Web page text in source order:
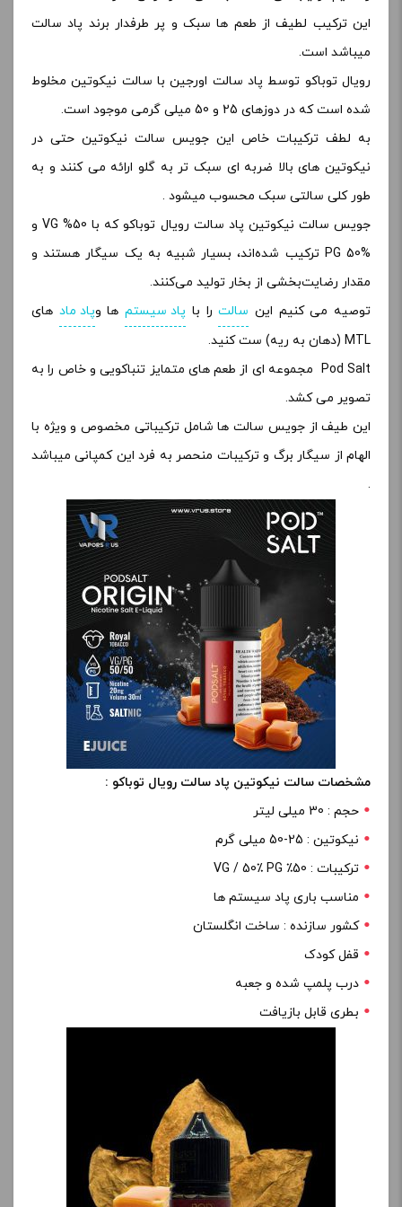
این ترکیب لطیف از طعم ها سبک و پر طرفدار برند پاد سالت
میباشد است.
رویال توباکو توسط پاد سالت اورجین با سالت نیکوتین مخلوط
شده است که در دوزهای 25 و 50 میلی گرمی موجود است.
به لطف ترکیبات خاص این جویس سالت نیکوتین حتی در
نیکوتین های بالا ضربه ای سبک تر به گلو ارائه می کنند و به
طور کلی سالتی سبک محسوب میشود .
جویس سالت نیکوتین پاد سالت رویال توباکو که با 50% VG و
PG 50% ترکیب شده‌اند، بسیار شبیه به یک سیگار هستند و
مقدار رضایت‌بخشی از بخار تولید می‌کنند.
توصیه می کنیم این سالترا با پاد سیستمها وپاد ماد های
MTL (دهان به ریه) ست کنید.
Pod Salt مجموعه ای از طعم های متمایز تنباکویی و خاص را به
تصویر می کشد.
این طیف از جویس سالت ها شامل ترکیباتی مخصوص و ویژه با
الهام از سیگار برگ و ترکیبات منحصر به فرد این کمپانی میباشد
.
مشخصات سالت نیکوتین پاد سالت رویال توباکو :
حجم : 30 میلی لیتر
نیکوتین : 25-50 میلی گرم
ترکیبات : 50٪ VG / 50٪ PG
مناسب باری پاد سیستم ها
کشور سازنده : ساخت انگلستان
قفل کودک
درب پلمپ شده و جعبه
بطری قابل بازیافت